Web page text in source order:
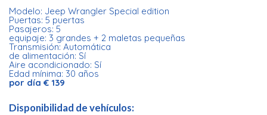
Modelo: Jeep Wrangler Special edition
Puertas: 5 puertas
Pasajeros: 5
equipaje: 3 grandes + 2 maletas pequeñas
Transmisión: Automática
de alimentación: Sí
Aire acondicionado: Sí
Edad mínima: 30 años
por día € 139
Disponibilidad de vehículos: